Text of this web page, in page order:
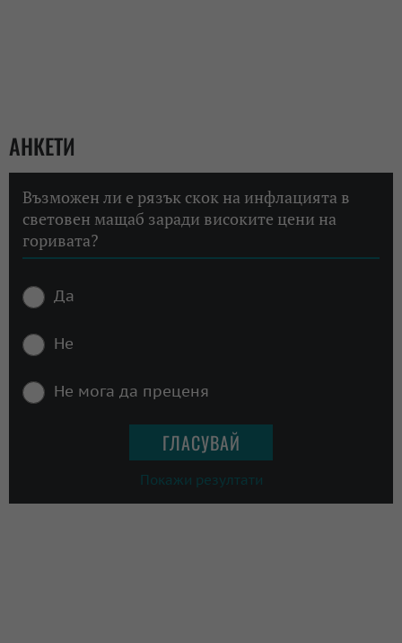
АНКЕТИ
Възможен ли е рязък скок на инфлацията в
световен мащаб заради високите цени на
горивата?
Да
Не
Не мога да преценя
Покажи резултати